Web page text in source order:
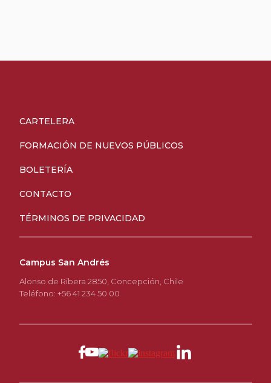
CARTELERA
FORMACIÓN DE NUEVOS PÚBLICOS
BOLETERÍA
CONTACTO
TÉRMINOS DE PRIVACIDAD
Campus San Andrés
Alonso de Ribera 2850, Concepción, Chile
Teléfono: +56 41 234 50 00